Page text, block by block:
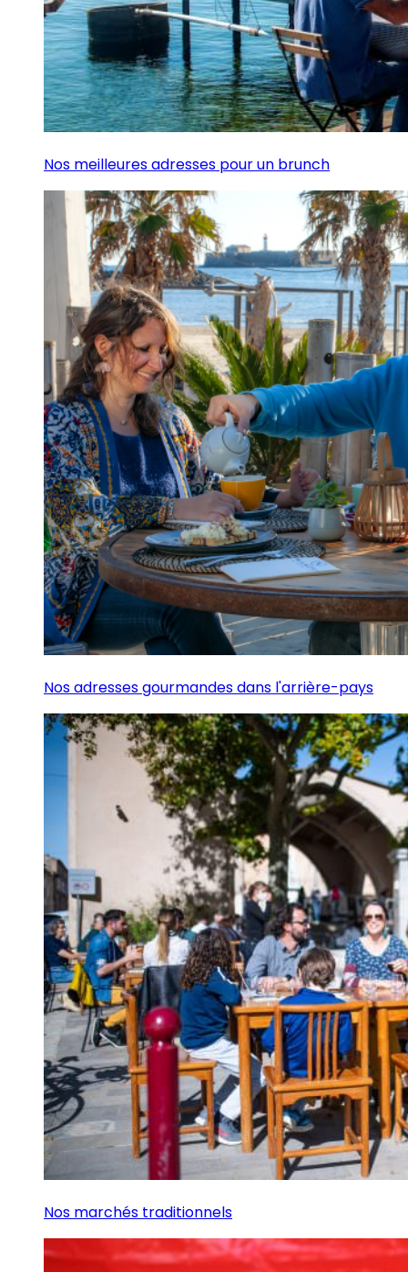
Nos meilleures adresses pour un brunch
Nos adresses gourmandes dans l'arrière-pays
Nos marchés traditionnels